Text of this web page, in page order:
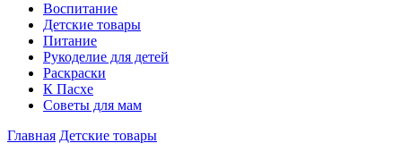
Воспитание
Детские товары
Питание
Рукоделие для детей
Раскраски
К Пасхе
Советы для мам
Главная Детские товары